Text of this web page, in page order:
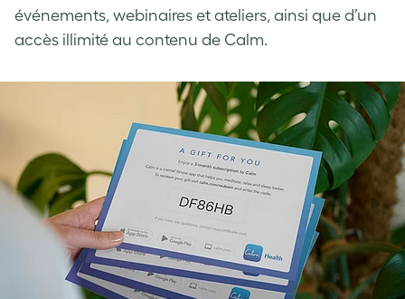
événements, webinaires et ateliers, ainsi que d’un
accès illimité au contenu de Calm.